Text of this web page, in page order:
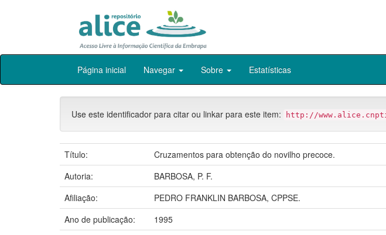
Skip
Página inicial Navegar Sobre Estatísticas
Use este identificador para citar ou linkar para este item: http://
Título:
Cruzamentos para obtenção do novilho precoce.
Autoria:
BARBOSA, P. F.
Afiliação:
PEDRO FRANKLIN BARBOSA, CPPSE.
Ano de publicação:
1995